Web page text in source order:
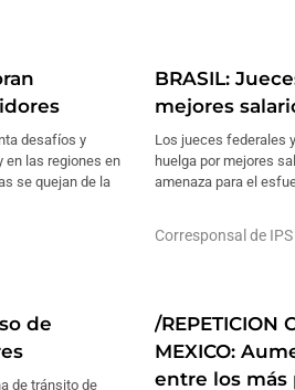
desafíos y
en las regiones en
se quejan de la
BRASIL:
mejores
Los jueces federales
huelga por mejores
amenaza para el
Corresponsal de IPS
de
de tránsito de
/REPETICION
MEXICO:
entre los más